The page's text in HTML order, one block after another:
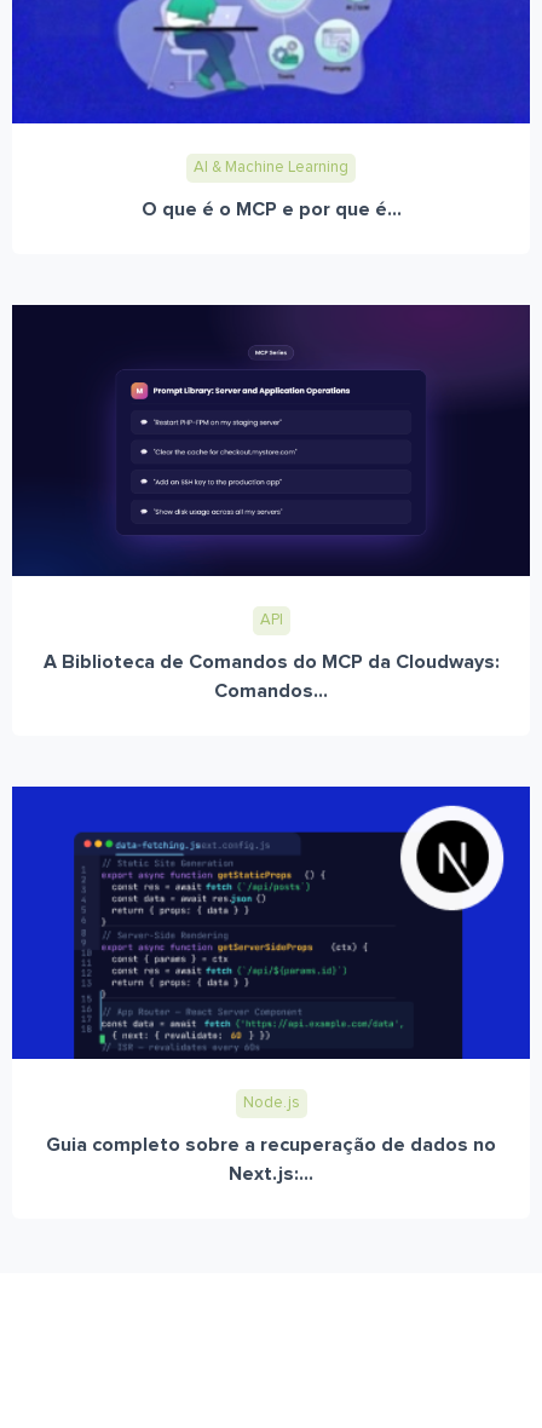
AI & Machine Learning
O que é o MCP e por que é...
API
A Biblioteca de Comandos do MCP da Cloudways:
Comandos...
Node.js
Guia completo sobre a recuperação de dados no
Next.js:...